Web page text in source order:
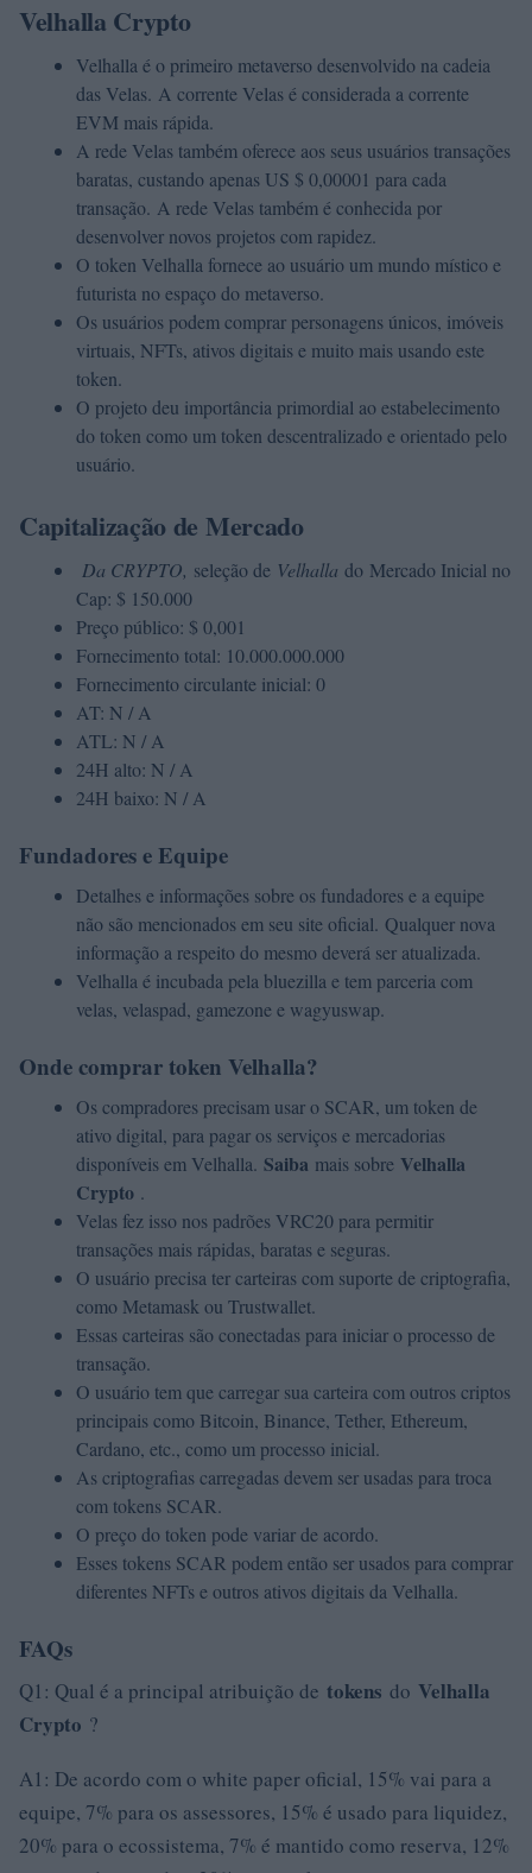
Velhalla Crypto
Velhalla é o primeiro metaverso desenvolvido na cadeia
das Velas. A corrente Velas é considerada a corrente
EVM mais rápida.
A rede Velas também oferece aos seus usuários transações
baratas, custando apenas US $ 0,00001 para cada
transação. A rede Velas também é conhecida por
desenvolver novos projetos com rapidez.
O token Velhalla fornece ao usuário um mundo místico e
futurista no espaço do metaverso.
Os usuários podem comprar personagens únicos, imóveis
virtuais, NFTs, ativos digitais e muito mais usando este
token.
O projeto deu importância primordial ao estabelecimento
do token como um token descentralizado e orientado pelo
usuário.
Capitalização de Mercado
Da CRYPTO, seleção de Velhalla do Mercado Inicial no
Cap: $ 150.000
Preço público: $ 0,001
Fornecimento total: 10.000.000.000
Fornecimento circulante inicial: 0
AT: N / A
ATL: N / A
24H alto: N / A
24H baixo: N / A
Fundadores e Equipe
Detalhes e informações sobre os fundadores e a equipe
não são mencionados em seu site oficial. Qualquer nova
informação a respeito do mesmo deverá ser atualizada.
Velhalla é incubada pela bluezilla e tem parceria com
velas, velaspad, gamezone e wagyuswap.
Onde comprar token Velhalla?
Os compradores precisam usar o SCAR, um token de
ativo digital, para pagar os serviços e mercadorias
disponíveis em Velhalla. Saiba mais sobre Velhalla
Crypto .
Velas fez isso nos padrões VRC20 para permitir
transações mais rápidas, baratas e seguras.
O usuário precisa ter carteiras com suporte de criptografia,
como Metamask ou Trustwallet.
Essas carteiras são conectadas para iniciar o processo de
transação.
O usuário tem que carregar sua carteira com outros criptos
principais como Bitcoin, Binance, Tether, Ethereum,
Cardano, etc., como um processo inicial.
As criptografias carregadas devem ser usadas para troca
com tokens SCAR.
O preço do token pode variar de acordo.
Esses tokens SCAR podem então ser usados ​​para comprar
diferentes NFTs e outros ativos digitais da Velhalla.
FAQs
Q1: Qual é a principal atribuição de tokens do Velhalla
Crypto ?
A1: De acordo com o white paper oficial, 15% vai para a
equipe, 7% para os assessores, 15% é usado para liquidez,
20% para o ecossistema, 7% é mantido como reserva, 12%